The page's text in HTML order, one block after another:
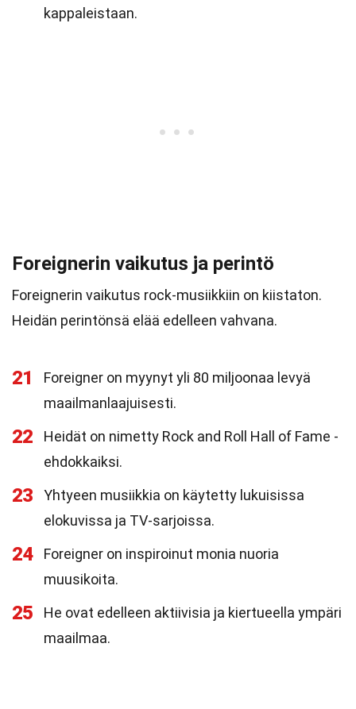
kappaleistaan.
Foreignerin vaikutus ja perintö
Foreignerin vaikutus rock-musiikkiin on kiistaton.
Heidän perintönsä elää edelleen vahvana.
21
Foreigner on myynyt yli 80 miljoonaa levyä
maailmanlaajuisesti.
22
Heidät on nimetty Rock and Roll Hall of Fame -
ehdokkaiksi.
23
Yhtyeen musiikkia on käytetty lukuisissa
elokuvissa ja TV-sarjoissa.
24
Foreigner on inspiroinut monia nuoria
muusikoita.
25
He ovat edelleen aktiivisia ja kiertueella ympäri
maailmaa.